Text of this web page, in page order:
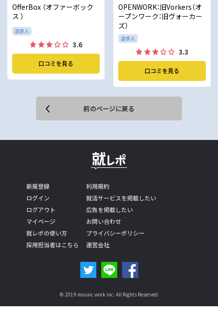
OfferBox （オファーボック
ス ）
逆求人
3.6
口コミを見る
OPENWORK：旧Vorkers（オ
ープンワーク：旧ヴォーカー
ズ）
逆求人
3.3
口コミを見る
前のページに戻る
新規登録
ログイン
ログアウト
マイページ
就レポの使い方
採用担当者はこちら
利用規約
就活サービスを掲載したい
広告を掲載したい
お問い合わせ
プライバシーポリシー
運営会社
© 2019 mosaic work inc. All Rights Reserved.